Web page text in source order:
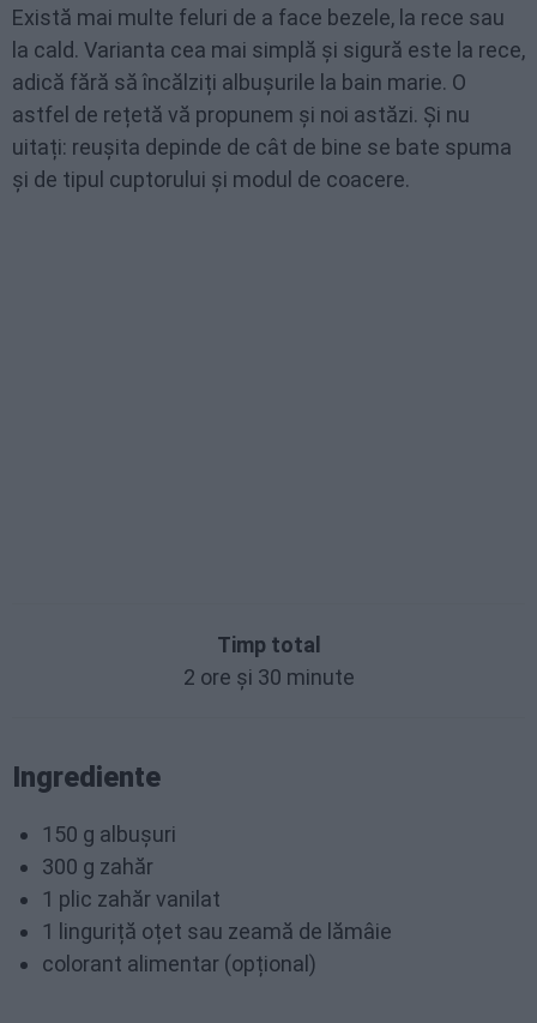
Există mai multe feluri de a face bezele, la rece sau
la cald. Varianta cea mai simplă și sigură este la rece,
adică fără să încălziți albușurile la bain marie. O
astfel de rețetă vă propunem și noi astăzi. Și nu
uitați: reușita depinde de cât de bine se bate spuma
și de tipul cuptorului și modul de coacere.
Timp total
2 ore și 30 minute
Ingrediente
150 g albușuri
300 g zahăr
1 plic zahăr vanilat
1 linguriță oțet sau zeamă de lămâie
colorant alimentar (opțional)